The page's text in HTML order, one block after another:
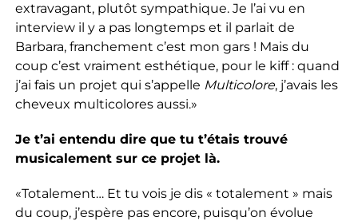
extravagant, plutôt sympathique. Je l’ai vu en
interview il y a pas longtemps et il parlait de
Barbara, franchement c’est mon gars ! Mais du
coup c’est vraiment esthétique, pour le kiff : quand
j’ai fais un projet qui s’appelle Multicolore, j’avais les
cheveux multicolores aussi.»
Je t’ai entendu dire que tu t’étais trouvé
musicalement sur ce projet là.
«Totalement… Et tu vois je dis « totalement » mais
du coup, j’espère pas encore, puisqu’on évolue